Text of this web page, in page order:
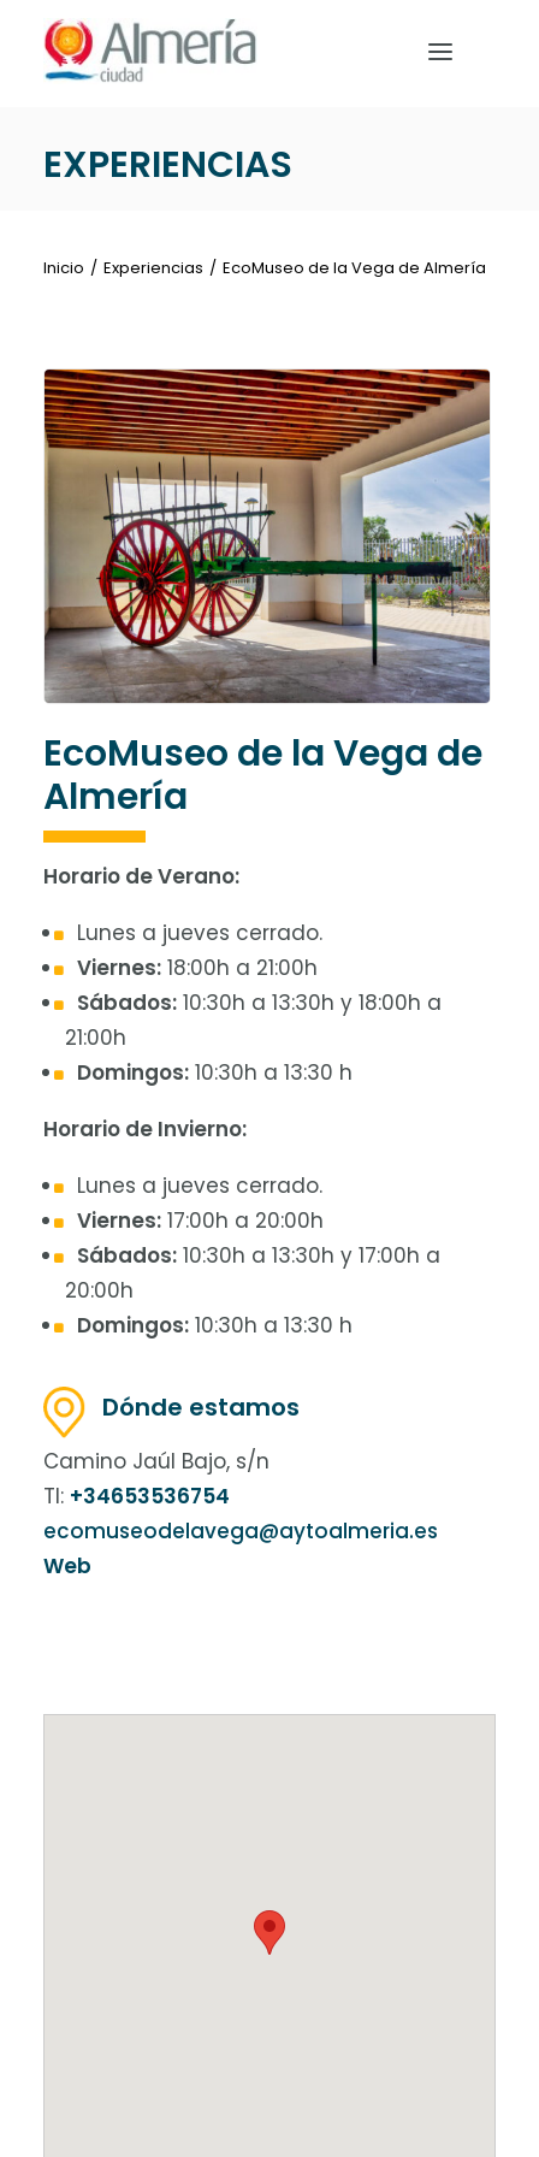
Nota:
este
accesibilidad.
Español
EXPERIENCIAS
Inicio Experiencias EcoMuseo de la Vega de Almería
EcoMuseo de la Vega de
Almería
Horario de Verano:
Lunes a jueves cerrado.
Viernes: 18:00h a 21:00h
Sábados: 10:30h a 13:30h y 18:00h a
21:00h
Domingos: 10:30h a 13:30 h
Horario de Invierno:
Lunes a jueves cerrado.
Viernes: 17:00h a 20:00h
Sábados: 10:30h a 13:30h y 17:00h a
20:00h
Domingos: 10:30h a 13:30 h
Dónde estamos
Camino Jaúl Bajo, s/n
Tl: +34653536754
ecomuseodelavega@aytoalmeria.es
Web